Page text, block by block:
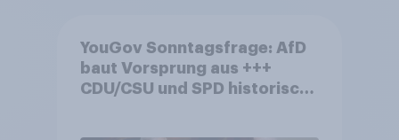
YouGov Sonntagsfrage: AfD
baut Vorsprung aus +++
CDU/CSU und SPD historisch